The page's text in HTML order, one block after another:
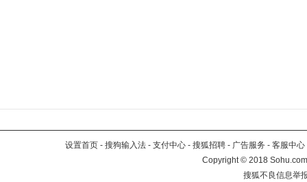
设置首页 - 搜狗输入法 - 支付中心 - 搜狐招聘 - 广告服务 - 客服中心
Copyright©2018
搜狐不良信息举